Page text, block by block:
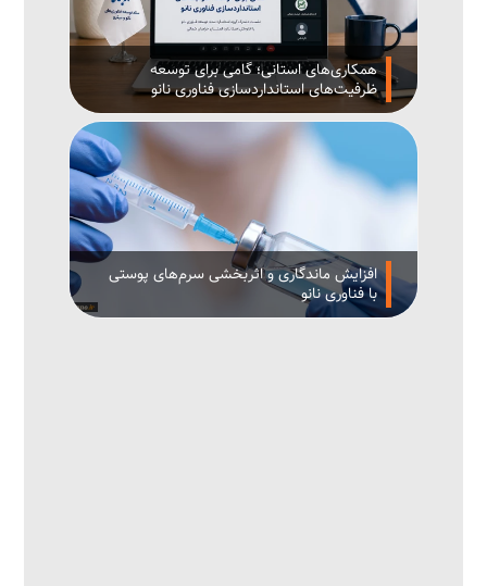
همکاری‌های استانی؛ گامی برای توسعه
ظرفیت‌های استانداردسازی فناوری نانو
افزایش ماندگاری و اثربخشی سرم‌های پوستی
با فناوری نانو